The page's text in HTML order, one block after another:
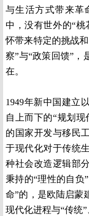
与生活方式带来革
中，没有世外的“
怀带来特定的挑战
察”与“政策回馈”，
在。
1949年新中国建立
自上而下的“规划
的国家开发与移民
于现代化对于传统
种社会改造逻辑部
秉持的“理性的自负
命”的，是欧陆启蒙
现代化进程与“传统